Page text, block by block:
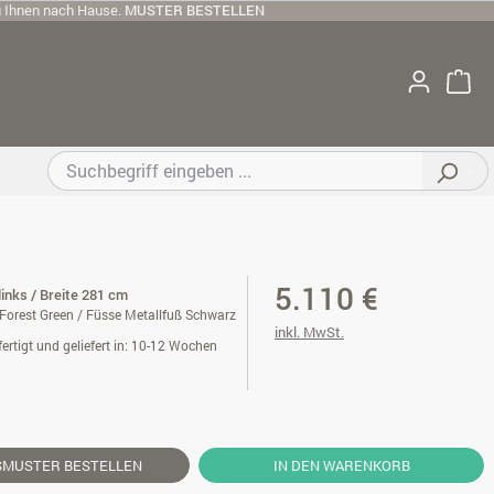
nach Hause. MUSTER BESTELLEN
/ Breite 281 cm
Green / Füsse Metallfuß Schwarz
und geliefert in: 10-12 Wochen
5.110 €
inkl. MwSt.
BESTELLEN IN DEN WARENKORB